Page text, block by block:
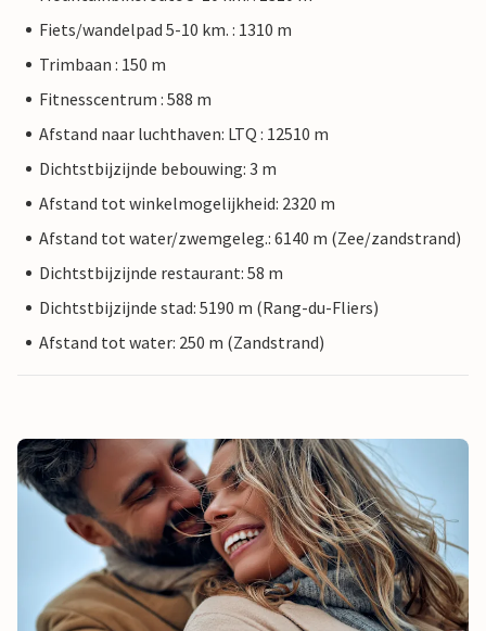
Fiets/wandelpad 5-10 km. : 1310 m
Trimbaan : 150 m
Fitnesscentrum : 588 m
Afstand naar luchthaven: LTQ : 12510 m
Dichtstbijzijnde bebouwing: 3 m
Afstand tot winkelmogelijkheid: 2320 m
Afstand tot water/zwemgeleg.: 6140 m (Zee/zandstrand)
Dichtstbijzijnde restaurant: 58 m
Dichtstbijzijnde stad: 5190 m (Rang-du-Fliers)
Afstand tot water: 250 m (Zandstrand)